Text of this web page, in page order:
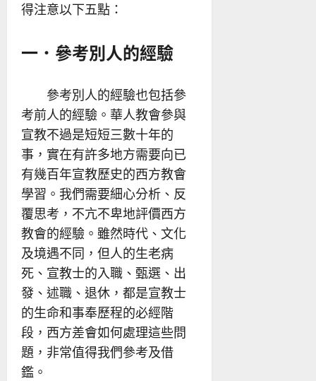
得注意以下五點：
一．參考別人的經驗
參考別人的經驗也包括參
考前人的經驗。華人教會參與
宣教不過是短短三數十年的
事，實在有許多地方需要向已
有幾百年宣教歷史的西方教會
學習。我們需要細心分析、反
覆思考，不亢不卑地評價西方
教會的經驗。雖然時代、文化
及境遇不同，但人的生老病
死、宣教士的入職、甄選、出
發、述職、退休，都是宣教士
的生命和事奉歷程的必經階
段，西方差會如何處理這些問
題，非常值得我們參考及借
鑑。